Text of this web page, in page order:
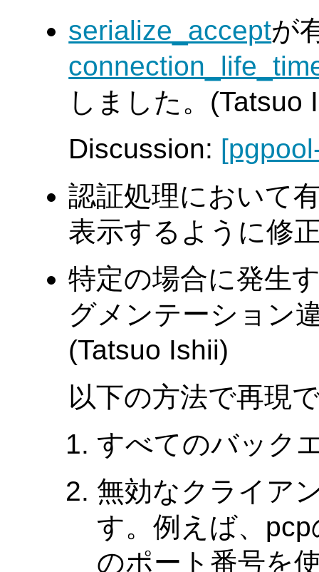
serialize_acceptが
しました。(Tatsuo
Discussion:
認証処理において
表示するように修
特定の場合に発生
グメンテーション
(Tatsuo Ishii)
以下の方法で再現
すべてのバック
無効なクライア
す。例えば、
のポート番号を